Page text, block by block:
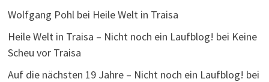
Wolfgang Pohlbei Heile Welt in Traisa
Heile Welt in Traisa – Nicht noch ein Laufblog! bei Keine
Scheu vor Traisa
Auf die nächsten 19 Jahre – Nicht noch ein Laufblog! bei